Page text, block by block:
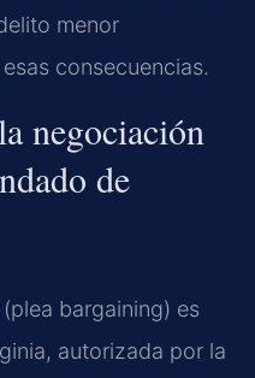
menor
consecuencias.
negociación
de
bargaining) es
autorizada por la